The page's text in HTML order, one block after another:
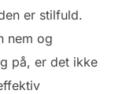
er stilfuld.
nem og
på, er det ikke